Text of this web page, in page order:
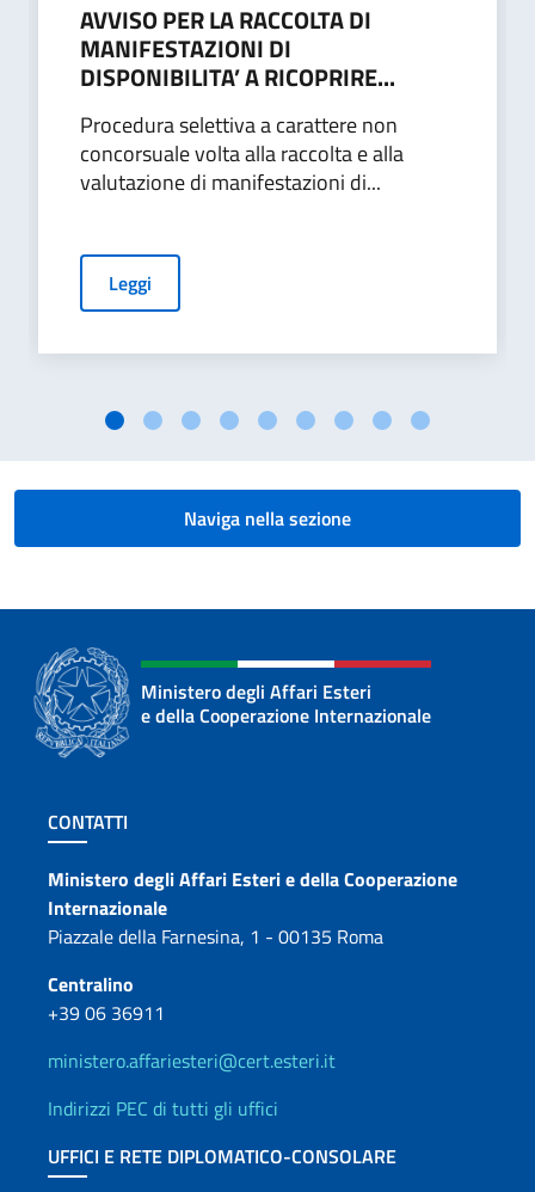
AVVISO PER LA RACCOLTA DI
MANIFESTAZIONI DI
DISPONIBILITA’ A RICOPRIRE...
Procedura selettiva a carattere non
concorsuale volta alla raccolta e alla
valutazione di manifestazioni di...
Leggi
Naviga nella sezione
Ministero degli Affari Esteri
e della Cooperazione Internazionale
Sezione footer
CONTATTI
Contatti
Ministero degli Affari Esteri e della Cooperazione
Internazionale
Piazzale della Farnesina, 1 - 00135 Roma
Centralino
+39 06 36911
ministero.affariesteri@cert.esteri.it
Indirizzi PEC di tutti gli uffici
UFFICI E RETE DIPLOMATICO-CONSOLARE